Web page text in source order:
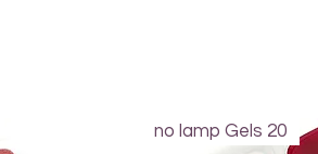
no lamp Gels 20